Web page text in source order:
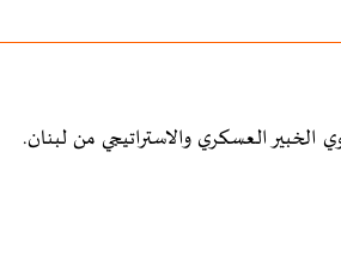
العسكري والاستراتيجي من لبنان.